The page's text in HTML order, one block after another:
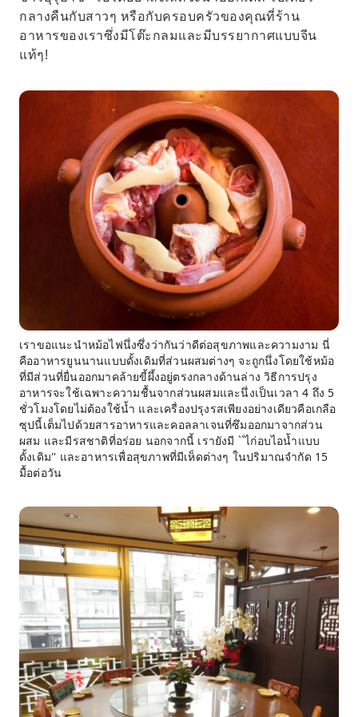
กลางคืนกับสาวๆ หรือกับครอบครัวของคุณที่ร้าน
อาหารของเราซึ่งมีโต๊ะกลมและมีบรรยากาศแบบจีน
แท้ๆ!
เราขอแนะนำหม้อไฟนึ่งซึ่งว่ากันว่าดีต่อสุขภาพและความงาม นี่
คืออาหารยูนนานแบบดั้งเดิมที่ส่วนผสมต่างๆ จะถูกนึ่งโดยใช้หม้อ
ที่มีส่วนที่ยื่นออกมาคล้ายขี้ผึ้งอยู่ตรงกลางด้านล่าง วิธีการปรุง
อาหารจะใช้เฉพาะความชื้นจากส่วนผสมและนึ่งเป็นเวลา 4 ถึง 5
ชั่วโมงโดยไม่ต้องใช้น้ำ และเครื่องปรุงรสเพียงอย่างเดียวคือเกลือ
ซุปนี้เต็มไปด้วยสารอาหารและคอลลาเจนที่ซึมออกมาจากส่วน
ผสม และมีรสชาติที่อร่อย นอกจากนี้ เรายังมี ``ไก่อบไอน้ำแบบ
ดั้งเดิม'' และอาหารเพื่อสุขภาพที่มีเห็ดต่างๆ ในปริมาณจำกัด 15
มื้อต่อวัน